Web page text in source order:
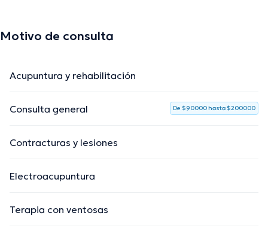
Motivo de consulta
Acupuntura y rehabilitación
Consulta general De $90000 hasta $200000
Contracturas y lesiones
Electroacupuntura
Terapia con ventosas